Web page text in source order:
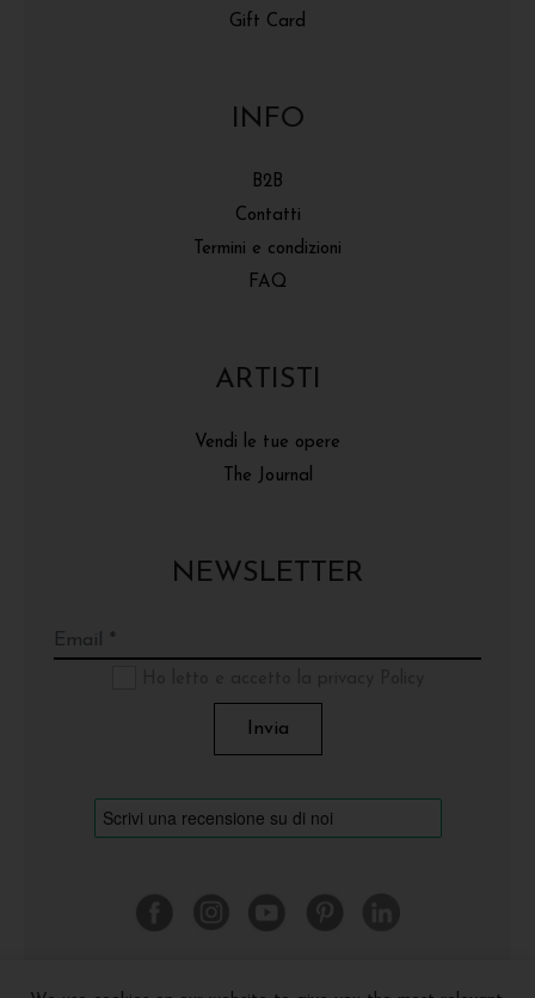
Gift Card
INFO
B2B
Contatti
Termini e condizioni
FAQ
ARTISTI
Vendi le tue opere
The Journal
NEWSLETTER